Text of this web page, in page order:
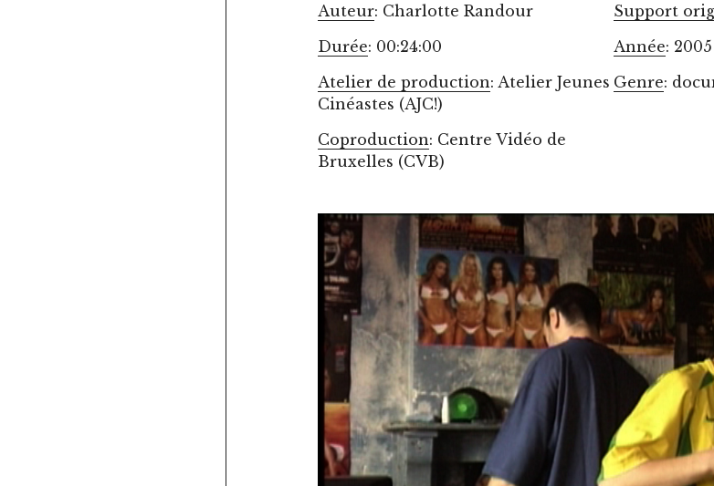
Auteur: Charlotte Randour Support
Durée: 00:24:00 Année: 2005
Atelier de production: Atelier Jeunes
Cinéastes (AJC!)
Genre:
Coproduction: Centre Vidéo de
Bruxelles (CVB)